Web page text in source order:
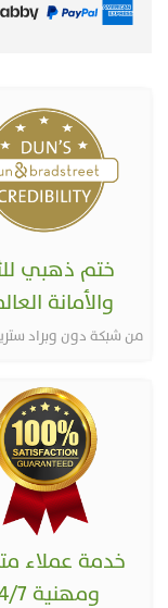
ختم ذهبي
والأمانة
من شبكة دون وبراد
خدمة عملاء
ومهنية 24/7